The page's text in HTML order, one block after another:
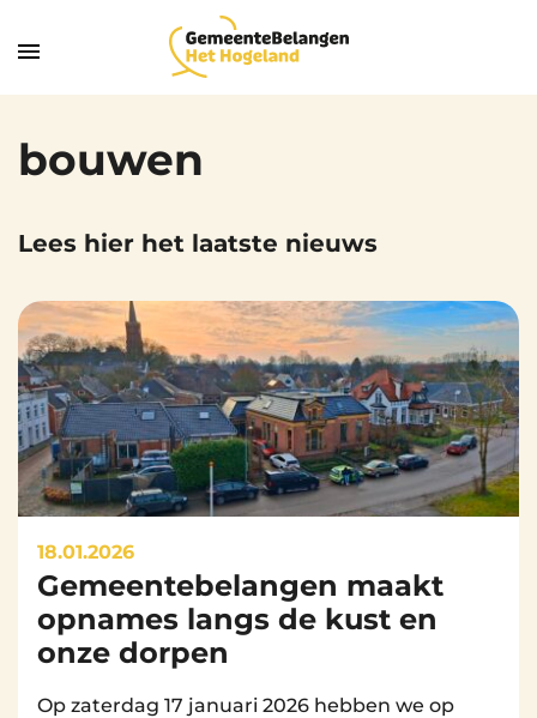
bouwen
Lees hier het laatste nieuws
18.01.2026
ByBeheerder Website
Gemeentebelangen maakt
opnames langs de kust en
onze dorpen
Op zaterdag 17 januari 2026 hebben we op